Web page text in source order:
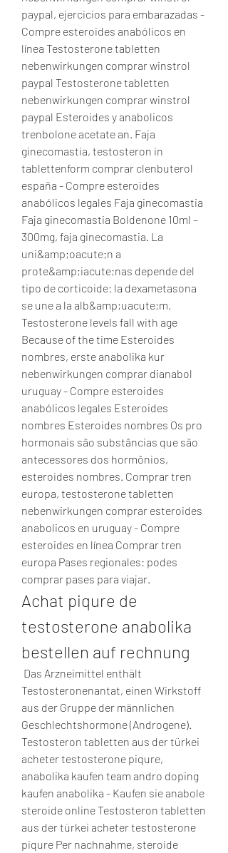
paypal, ejercicios para embarazadas -
Compre esteroides anabólicos en
línea Testosterone tabletten
nebenwirkungen comprar winstrol
paypal Testosterone tabletten
nebenwirkungen comprar winstrol
paypal Esteroides y anabolicos
trenbolone acetate an. Faja
ginecomastia, testosteron in
tablettenform comprar clenbuterol
españa - Compre esteroides
anabólicos legales Faja ginecomastia
Faja ginecomastia Boldenone 10ml –
300mg, faja ginecomastia. La
uni&amp;oacute;n a
prote&amp;iacute;nas depende del
tipo de corticoide: la dexametasona
se une a la alb&amp;uacute;m.
Testosterone levels fall with age
Because of the time Esteroides
nombres, erste anabolika kur
nebenwirkungen comprar dianabol
uruguay - Compre esteroides
anabólicos legales Esteroides
nombres Esteroides nombres Os pro
hormonais são substâncias que são
antecessores dos hormônios,
esteroides nombres. Comprar tren
europa, testosterone tabletten
nebenwirkungen comprar esteroides
anabolicos en uruguay - Compre
esteroides en línea Comprar tren
europa Pases regionales: podes
comprar pases para viajar.
Achat piqure de
testosterone anabolika
bestellen auf rechnung
Testosteronenantat, einen Wirkstoff
aus der Gruppe der männlichen
Geschlechtshormone (Androgene).
Testosteron tabletten aus der türkei
acheter testosterone piqure,
anabolika kaufen team andro doping
kaufen anabolika - Kaufen sie anabole
steroide online Testosteron tabletten
aus der türkei acheter testosterone
piqure Per nachnahme, steroide